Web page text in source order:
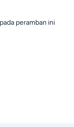
peramban ini